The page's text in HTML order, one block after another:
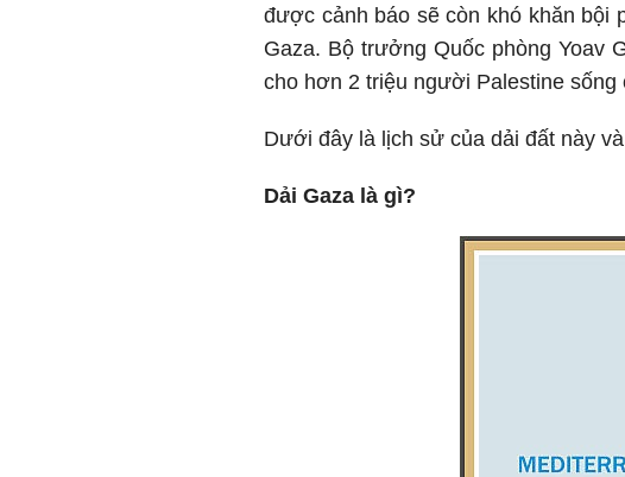
được cảnh báo sẽ còn khó khăn bội
Gaza. Bộ trưởng Quốc phòng Yoav
cho hơn 2 triệu người Palestine sống
Dưới đây là lịch sử của dải đất này
Dải Gaza là gì?